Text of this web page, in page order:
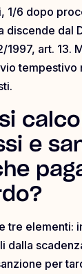
1/6 dopo
discende dal
1997, art. 13.
e
tre elementi:
dalla
per